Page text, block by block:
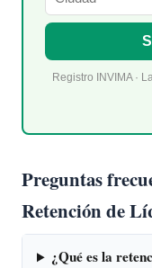
Registro INVIMA ·
Preguntas
Retención de
¿Qué es la